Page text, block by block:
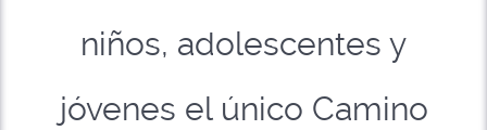
niños, adolescentes y
jóvenes el único Camino